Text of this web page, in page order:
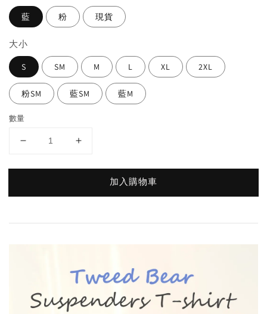
藍 粉 現貨
大小
S SM M L XL 2XL
粉SM 藍SM 藍M
數量
加入購物車